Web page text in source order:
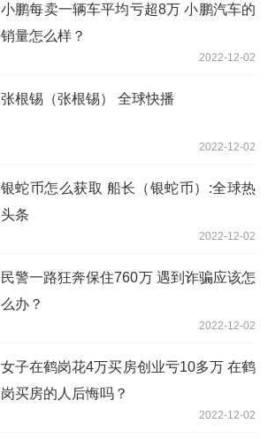
小鹏每卖一辆车平均亏超8万 小鹏汽车的
销量怎么样？
2022-12-02
张根锡（张根锡） 全球快播
2022-12-02
银蛇币怎么获取 船长（银蛇币）:全球热
头条
2022-12-02
民警一路狂奔保住760万 遇到诈骗应该怎
么办？
2022-12-02
女子在鹤岗花4万买房创业亏10多万 在鹤
岗买房的人后悔吗？
2022-12-02